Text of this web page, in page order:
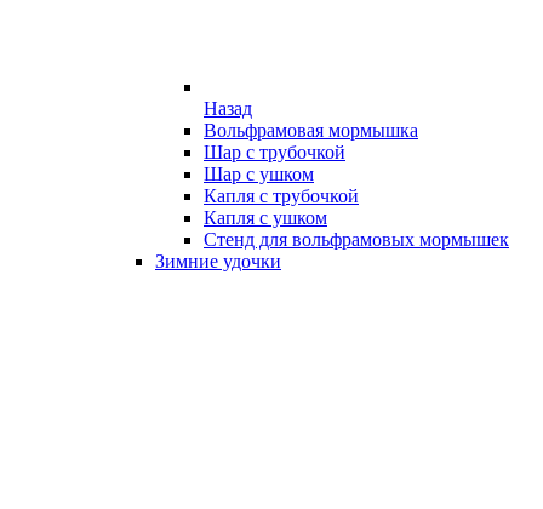
Назад
Вольфрамовая мормышка
Шар с трубочкой
Шар с ушком
Капля с трубочкой
Капля с ушком
Стенд для вольфрамовых мормышек
Зимние удочки